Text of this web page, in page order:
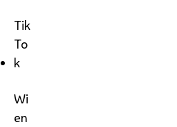
Tik
To
k
Wi
en